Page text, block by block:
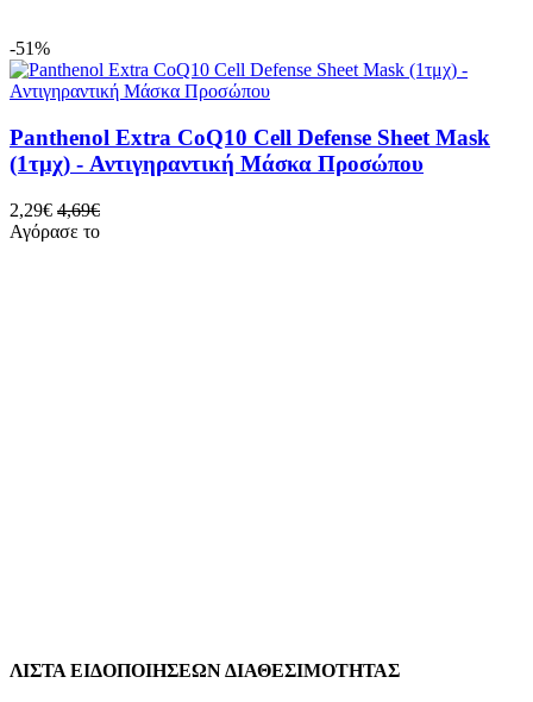
-51%
Panthenol Extra CoQ10 Cell Defense Sheet Mask
(1τμχ) - Αντιγηραντική Μάσκα Προσώπου
2,29€ 4,69€
Αγόρασε το
ΛΙΣΤΑ ΕΙΔΟΠΟΙΗΣΕΩΝ ΔΙΑΘΕΣΙΜΟΤΗΤΑΣ